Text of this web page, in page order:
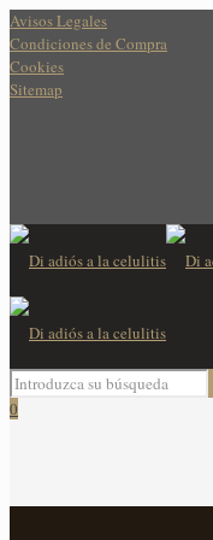
Avisos Legales
Condiciones de Compra
Cookies
Sitemap
0